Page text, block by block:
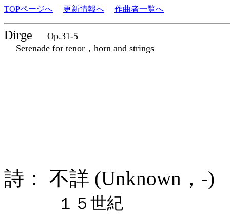
TOPページへ 更新情報へ 作曲者一覧へ
Dirge
Op.31-5
Serenade for tenor，horn and strings
詩： 不詳 (Unknown，
１５世紀